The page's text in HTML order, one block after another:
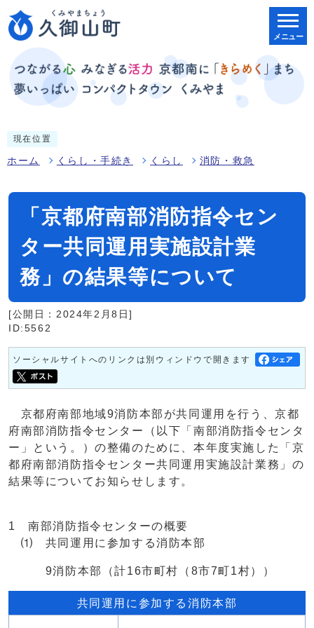
メニュー
現在位置
ホーム くらし・手続き くらし 消防・救急
「京都府南部消防指令セン
ター共同運用実施設計業
務」の結果等について
[公開日：2024年2月8日]
ID:5562
ソーシャルサイトへのリンクは別ウィンドウで開きます
京都府南部地域9消防本部が共同運用を行う、京都
府南部消防指令センター（以下「南部消防指令センタ
ー」という。）の整備のために、本年度実施した「京
都府南部消防指令センター共同運用実施設計業務」の
結果等についてお知らせします。
1 南部消防指令センターの概要
⑴ 共同運用に参加する消防本部
9消防本部（計16市町村（8市7町1村））
共同運用に参加する消防本部